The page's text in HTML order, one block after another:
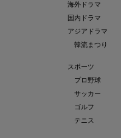
海外ドラマ
国内ドラマ
アジアドラマ
韓流まつり
スポーツ
プロ野球
サッカー
ゴルフ
テニス